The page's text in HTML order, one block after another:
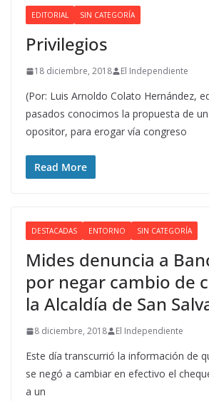
EDITORIAL SIN CATEGORÍA
Privilegios
18 diciembre, 2018 El Independiente
(Por: Luis Arnoldo Colato Hernández,
pasados conocimos la propuesta de
opositor, para erogar vía congreso
Read More
DESTACADAS ENTORNO SIN CATEGORÍA
Mides denuncia a
por negar cambio de
la Alcaldía de San
8 diciembre, 2018 El Independiente
Este día transcurrió la información de
se negó a cambiar en efectivo el
a un